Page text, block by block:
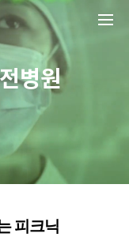
병원
피크닉